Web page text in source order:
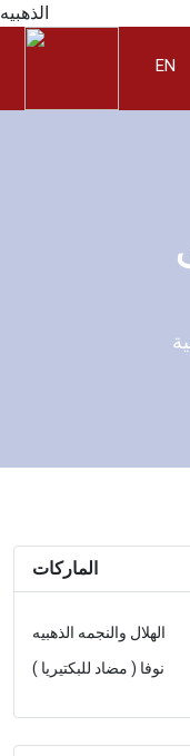
الذهبيه
EN
الماركات
الهلال والنجمه الذهبيه
نوفا ( مضاد للبكتيريا )